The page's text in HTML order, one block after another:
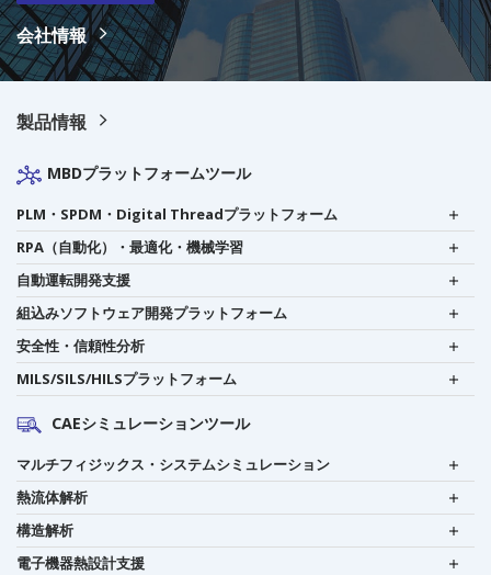
会社情報
製品情報
MBDプラットフォームツール
PLM・SPDM・Digital Threadプラットフォーム
RPA（自動化）・最適化・機械学習
自動運転開発支援
組込みソフトウェア開発プラットフォーム
安全性・信頼性分析
MILS/SILS/HILSプラットフォーム
CAEシミュレーションツール
マルチフィジックス・システムシミュレーション
熱流体解析
構造解析
電子機器熱設計支援